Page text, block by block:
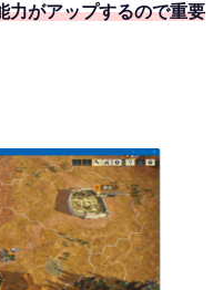
力がアップするので重要